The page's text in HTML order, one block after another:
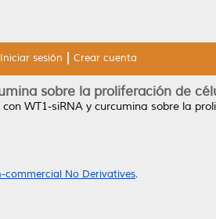
Iniciar sesión Crear cuenta
sobre la proliferación de
WT1-siRNA y curcumina sobre la
No Derivatives.